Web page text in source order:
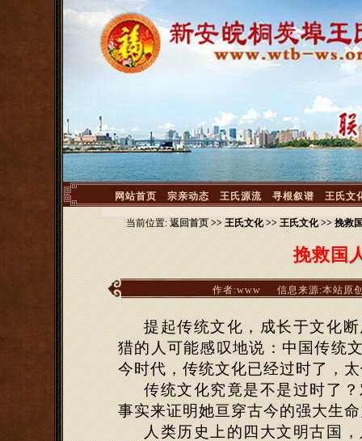
网站首页 宗亲动态 王氏源流 寻根叙谱 王氏文
当前位置: 返回首页>> 王氏文化 >> 王氏文化 >> 挽
挽救国
作者:www 信息来源:本站原
提起传统文化，成长于文化
猎的人可能感叹地说：中国传统
今时代，传统文化已经过时了，
传统文化究竟是不是过时了
事实来证明她亘穿古今的强大生
人类历史上的四大文明古国